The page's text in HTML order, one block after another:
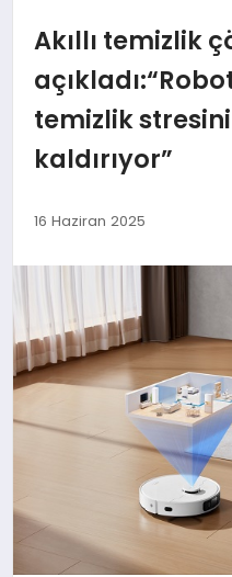
DÜNYA
SİYASET
EKONOMİ
MAGAZİN
SAĞLIK
EĞİTİM
Akıllı temizlik
temizlik
kaldırıyor”
16 Haziran 2025